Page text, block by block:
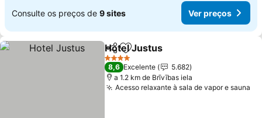
Consulte os preços de 9 sites Ver preços
PartilharAdicionar aos favoritos
Hotel Justus
4 Estrelas
8,6 Excelente
5.682
a 1.2 km de Brīvības iela
Acesso relaxante à sala de vapor e sauna